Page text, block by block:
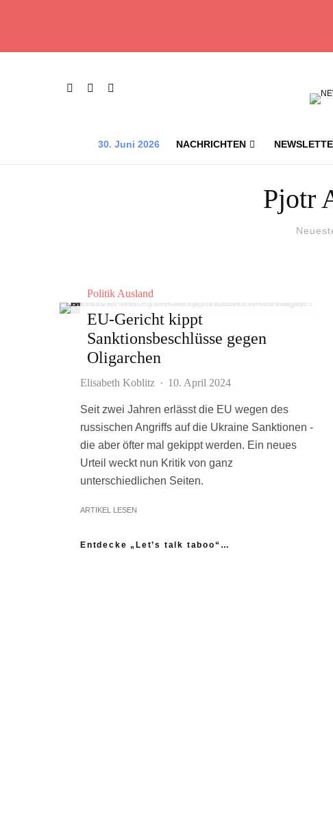
30. Juni 2026 NACHRICHTEN
Pjotr
Politik Ausland
EU-Gericht kippt
Sanktionsbeschlüsse gegen
Oligarchen
Elisabeth Koblitz · 10. April 2024
Seit zwei Jahren erlässt die EU wegen des
russischen Angriffs auf die Ukraine Sanktionen -
die aber öfter mal gekippt werden. Ein neues
Urteil weckt nun Kritik von ganz
unterschiedlichen Seiten.
ARTIKEL LESEN
Entdecke „Let’s talk taboo“…